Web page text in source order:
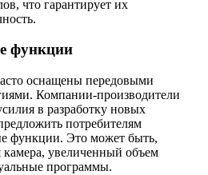
что гарантирует их
функции
оснащены передовыми
Компании-производители
в разработку новых
потребителям
функции. Это может быть,
увеличенный объем
программы.